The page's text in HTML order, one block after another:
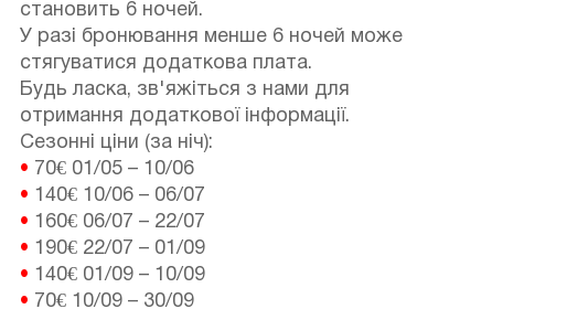
становить 6 ночей.
У разі бронювання менше 6 ночей може
стягуватися додаткова плата.
Будь ласка, зв'яжіться з нами для
отримання додаткової інформації.
Сезонні ціни (за ніч):
• 70€ 01/05 – 10/06
• 140€ 10/06 – 06/07
• 160€ 06/07 – 22/07
• 190€ 22/07 – 01/09
• 140€ 01/09 – 10/09
• 70€ 10/09 – 30/09